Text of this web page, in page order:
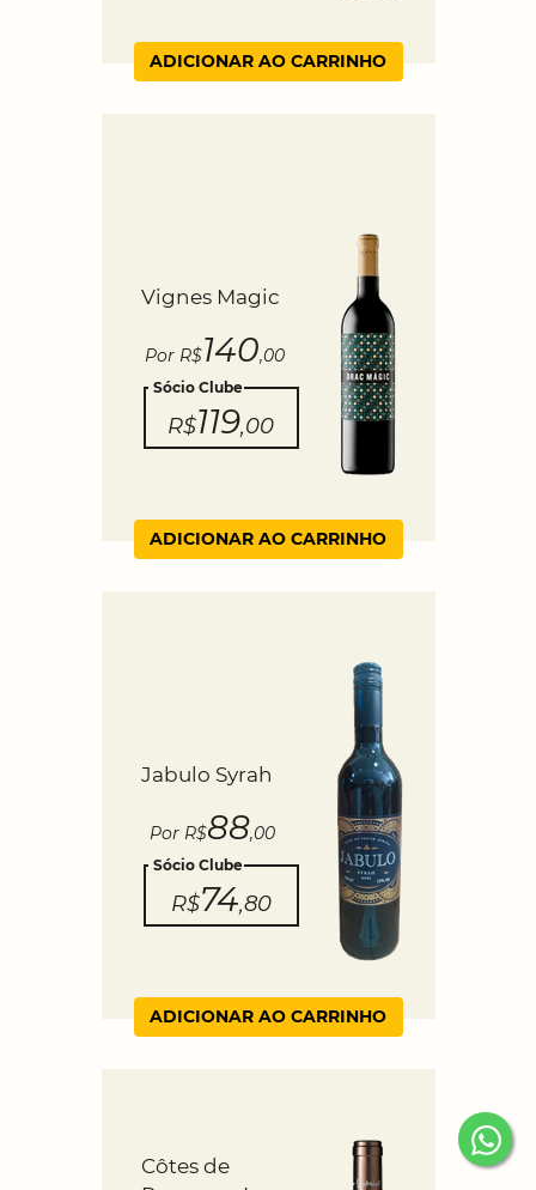
ADICIONAR AO CARRINHO
Vignes Magic
Por R$140,00
Sócio Clube
R$119,00
ADICIONAR AO CARRINHO
Jabulo Syrah
Por R$88,00
Sócio Clube
R$74,80
ADICIONAR AO CARRINHO
Côtes de